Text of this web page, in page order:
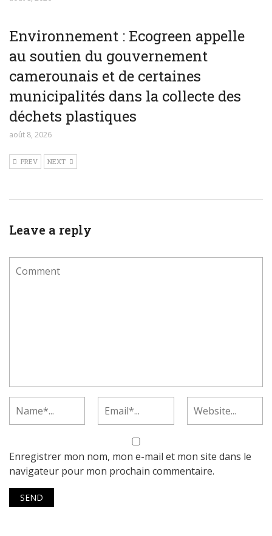
Environnement : Ecogreen appelle
au soutien du gouvernement
camerounais et de certaines
municipalités dans la collecte des
déchets plastiques
août 8, 2026
PREV NEXT
Leave a reply
Enregistrer mon nom, mon e-mail et mon site dans le
navigateur pour mon prochain commentaire.